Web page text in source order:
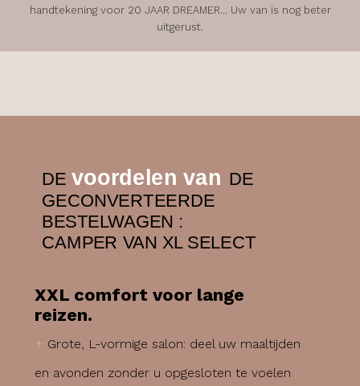
handtekening voor 20 JAAR DREAMER... Uw van is nog beter
uitgerust.
DEvoordelen van DE
GECONVERTEERDE
BESTELWAGEN :
CAMPER VAN XL SELECT
XXL comfort voor lange
reizen.
+ Grote, L-vormige salon: deel uw maaltijden
en avonden zonder u opgesloten te voelen